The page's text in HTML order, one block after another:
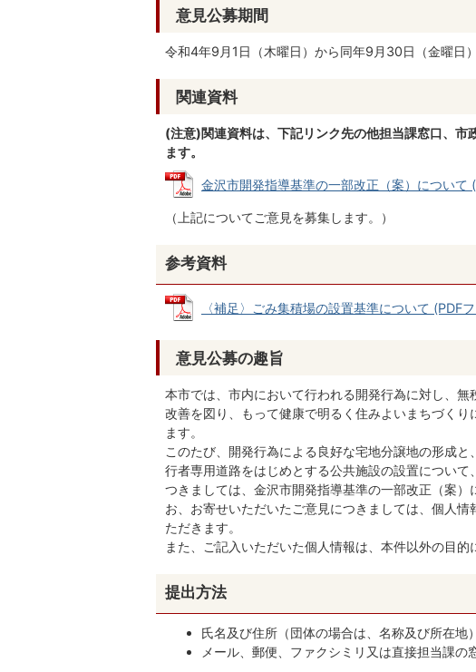
意見公募期間
令和4年9月1日（木曜日）から同年9月30日（金曜日
関連資料
(注意)関連資料は、下記リンク先の他担当課窓口、
ます。
金沢市開発指導基準の一部改正（案）について
（上記についてご意見を募集します。）
参考資料
〈補足〉ごみ集積場の設置基準について (PDF
意見公募の趣旨
本市では、市内において行われる開発行為に対し、
改善を図り、もって健康で明るく住みよいまちづく
ます。
このたび、開発行為による良好な宅地分譲地の形成
行者専用道路をはじめとする公共施設の設置について
つきましては、金沢市開発指導基準の一部改正（案
お、お寄せいただいたご意見につきましては、個人
ただきます。
また、ご記入いただいた個人情報は、本件以外の目的
提出方法
氏名及び住所（団体の場合は、名称及び所在地
メール、郵便、ファクシミリ又は直接担当課の